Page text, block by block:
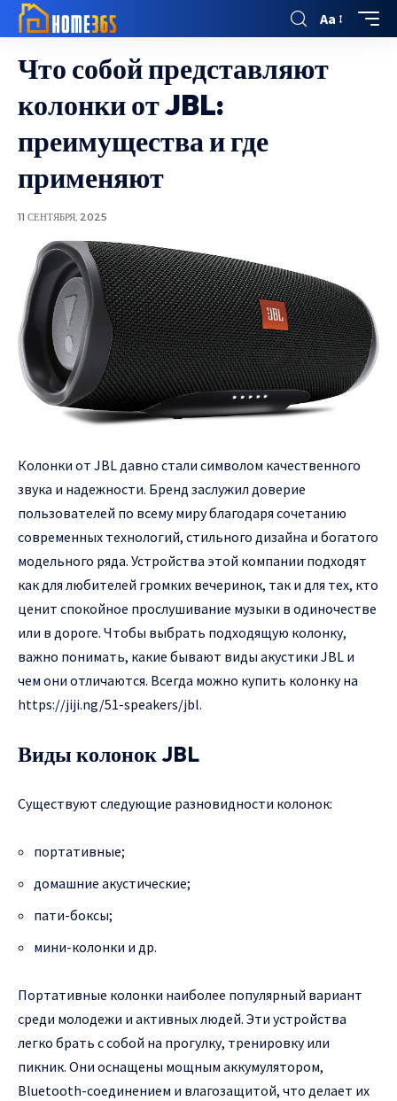
Aa
Что собой представляют
колонки от JBL:
преимущества и где
применяют
11 СЕНТЯБРЯ, 2025
Колонки от JBL давно стали символом качественного
звука и надежности. Бренд заслужил доверие
пользователей по всему миру благодаря сочетанию
современных технологий, стильного дизайна и богатого
модельного ряда. Устройства этой компании подходят
как для любителей громких вечеринок, так и для тех, кто
ценит спокойное прослушивание музыки в одиночестве
или в дороге. Чтобы выбрать подходящую колонку,
важно понимать, какие бывают виды акустики JBL и
чем они отличаются. Всегда можно купить колонку на
https://jiji.ng/51-speakers/jbl.
Виды колонок JBL
Существуют следующие разновидности колонок:
портативные;
домашние акустические;
пати-боксы;
мини-колонки и др.
Портативные колонки наиболее популярный вариант
среди молодежи и активных людей. Эти устройства
легко брать с собой на прогулку, тренировку или
пикник. Они оснащены мощным аккумулятором,
Bluetooth-соединением и влагозащитой, что делает их